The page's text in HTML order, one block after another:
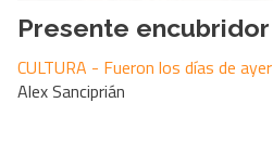
Presente encubridor
Alex Sanciprián
CULTURA - Fueron los días de ayer